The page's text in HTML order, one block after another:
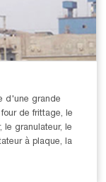
d'une grande
de frittage, le
le granulateur, le
à plaque, la